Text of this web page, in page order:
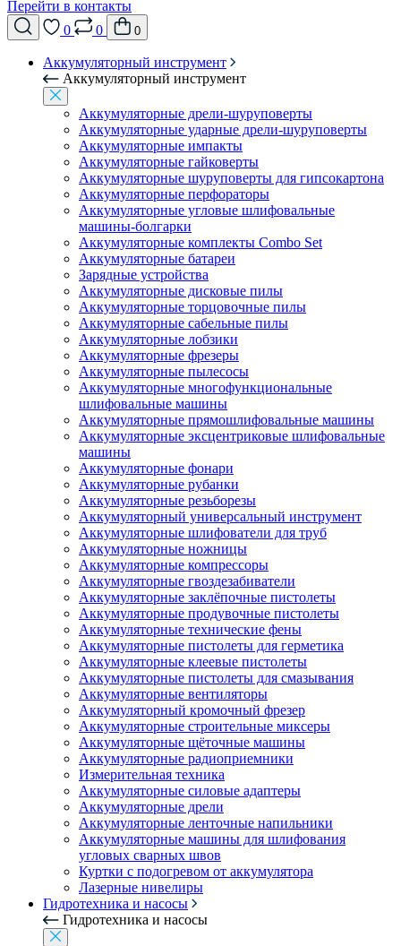
Перейти в контакты
0
0 0
Аккумуляторный инструмент
Аккумуляторный инструмент
Аккумуляторные дрели-шуруповерты
Аккумуляторные ударные дрели-шуруповерты
Аккумуляторные импакты
Аккумуляторные гайковерты
Аккумуляторные шуруповерты для гипсокартона
Аккумуляторные перфораторы
Аккумуляторные угловые шлифовальные
машины-болгарки
Аккумуляторные комплекты Combo Set
Аккумуляторные батареи
Зарядные устройства
Аккумуляторные дисковые пилы
Аккумуляторные торцовочные пилы
Аккумуляторные сабельные пилы
Аккумуляторные лобзики
Аккумуляторные фрезеры
Аккумуляторные пылесосы
Аккумуляторные многофункциональные
шлифовальные машины
Аккумуляторные прямошлифовальные машины
Аккумуляторные эксцентриковые шлифовальные
машины
Аккумуляторные фонари
Аккумуляторные рубанки
Аккумуляторные резьборезы
Аккумуляторный универсальный инструмент
Аккумуляторные шлифователи для труб
Аккумуляторные ножницы
Аккумуляторные компрессоры
Аккумуляторные гвоздезабиватели
Аккумуляторные заклёпочные пистолеты
Аккумуляторные продувочные пистолеты
Аккумуляторные технические фены
Аккумуляторные пистолеты для герметика
Аккумуляторные клеевые пистолеты
Аккумуляторные пистолеты для смазывания
Аккумуляторные вентиляторы
Аккумуляторный кромочный фрезер
Аккумуляторные строительные миксеры
Аккумуляторные щёточные машины
Аккумуляторные радиоприемники
Измерительная техника
Аккумуляторные силовые адаптеры
Аккумуляторные дрели
Аккумуляторные ленточные напильники
Аккумуляторные машины для шлифования
угловых сварных швов
Куртки с подогревом от аккумулятора
Лазерные нивелиры
Гидротехника и насосы
Гидротехника и насосы